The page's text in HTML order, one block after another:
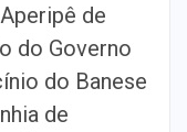
de
do Governo
do Banese
de